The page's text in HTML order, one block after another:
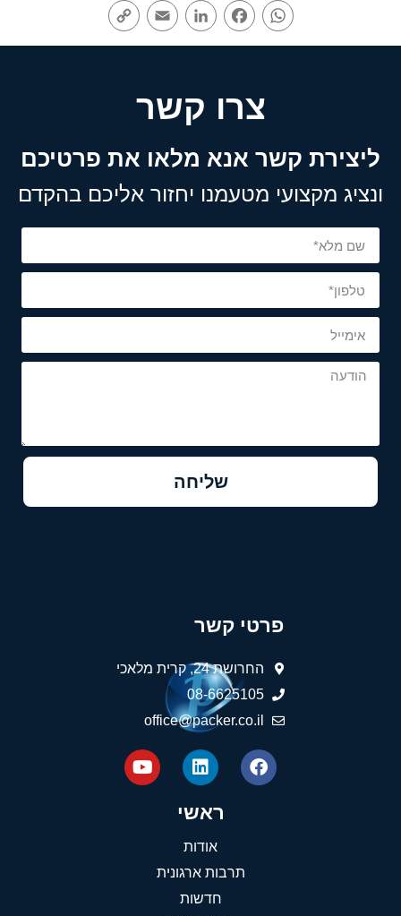
WhatsApp
Facebook
LinkedIn
Email
צרו קשר
ליצירת קשר אנא מלאו את פרטיכם
ונציג מקצועי מטעמנו יחזור אליכם בהקדם
שליחה
ראשי
אודות
תרבות ארגונית
חדשות
פרטי קשר
החרושת 24, קרית מלאכי
08-6625105
office@packer.co.il